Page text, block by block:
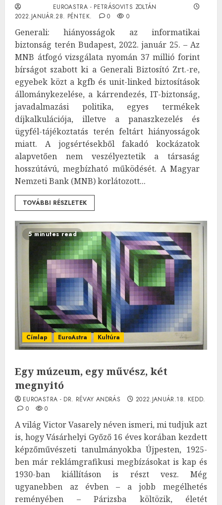
EUROASTRA - PETRÁSOVITS ZOLTÁN
2022.JANUÁR.28. PÉNTEK.
0 0
Generali: hiányosságok az informatikai
biztonság terén Budapest, 2022. január 25. – Az
MNB átfogó vizsgálata nyomán 37 millió forint
bírságot szabott ki a Generali Biztosító Zrt.-re,
egyebek közt a kgfb és unit-linked biztosítások
állománykezelése, a kárrendezés, IT-biztonság,
javadalmazási politika, egyes termékek
díjkalkulációja, illetve a panaszkezelés és
ügyfél-tájékoztatás terén feltárt hiányosságok
miatt. A jogsértésekből fakadó kockázatok
alapvetően nem veszélyeztetik a társaság
hosszútávú, megbízható működését. A Magyar
Nemzeti Bank (MNB) korlátozott...
TOVÁBBI RÉSZLETEK
5 minutes read
Címlap EuroAstra Kultúra
Egy múzeum, egy művész, két
megnyitó
EUROASTRA - DR. RÉVAY ANDRÁS
2022.JANUÁR.18. KEDD.
0
0
A világ Victor Vasarely néven ismeri, mi tudjuk azt
is, hogy Vásárhelyi Győző 16 éves korában kezdett
képzőművészeti tanulmányokba Újpesten, 1925-
ben már reklámgrafikusi megbízásokat is kap és
1930-ban kiállításon is részt vesz. Még
ugyanebben az évben – a jobb megélhetés
reményében – Párizsba költözik, életét